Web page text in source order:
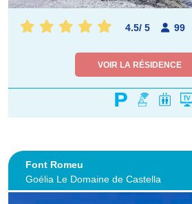
4.5/ 5 99
VOIR LA RÉSIDENCE
Font Romeu
Goélia Le Domaine de Castella